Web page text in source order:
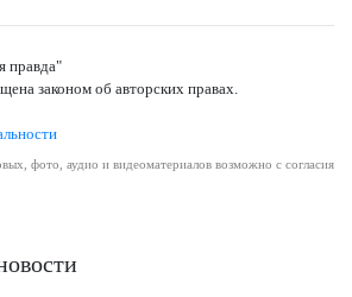
правда"
законом об авторских правах.
фото, аудио и видеоматериалов возможно с согласия